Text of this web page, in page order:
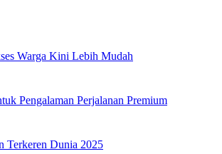
Warga Kini Lebih Mudah
Pengalaman Perjalanan Premium
Terkeren Dunia 2025